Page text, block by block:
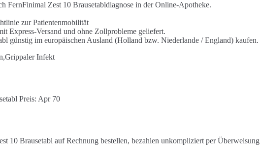
FernFinimal Zest 10 Brausetabldiagnose in der Online-Apotheke.
zur Patientenmobilität
Express-Versand und ohne Zollprobleme geliefert.
günstig im europäischen Ausland (Holland bzw. Niederlande / England) kaufen.
Infekt
Preis: Apr 70
10 Brausetabl auf Rechnung bestellen, bezahlen unkompliziert per